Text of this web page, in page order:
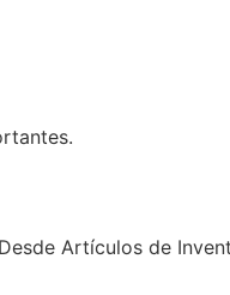
Artículos de